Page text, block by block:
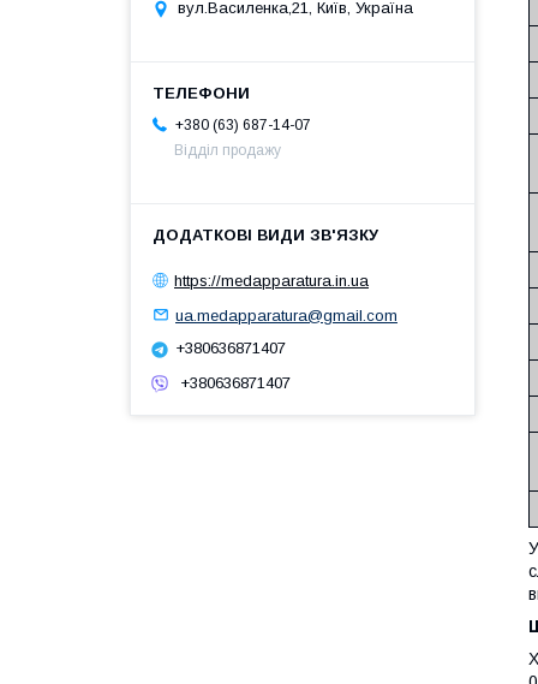
вул.Василенка,21, Київ, Україна
+380 (63) 687-14-07
Відділ продажу
https://medapparatura.in.ua
ua.medapparatura@gmail.com
+380636871407
+380636871407